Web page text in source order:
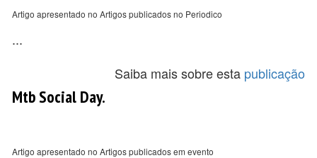
Artigo apresentado no Artigos publicados no Periodico
...
Saiba mais sobre esta publicação
Mtb Social Day.
Artigo apresentado no Artigos publicados em evento